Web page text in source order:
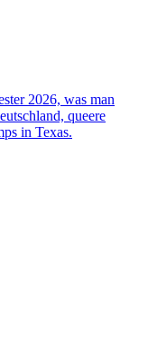
2026, was man
queere
in Texas.